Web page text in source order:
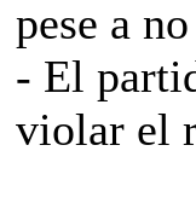
pese a
- El
violar el